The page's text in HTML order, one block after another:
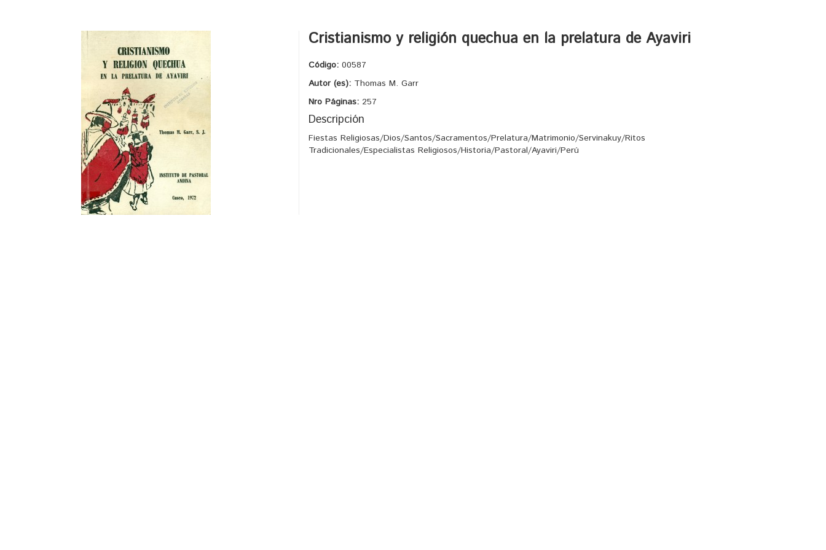
Cristianismo y religión quechua en la prelatura de Ayaviri
Código: 00587
Autor (es): Thomas M. Garr
Nro Páginas: 257
Descripción
Fiestas Religiosas/Dios/Santos/Sacramentos/Prelatura/Matrimonio/Servinakuy/Ritos
Tradicionales/Especialistas Religiosos/Historia/Pastoral/Ayaviri/Perú